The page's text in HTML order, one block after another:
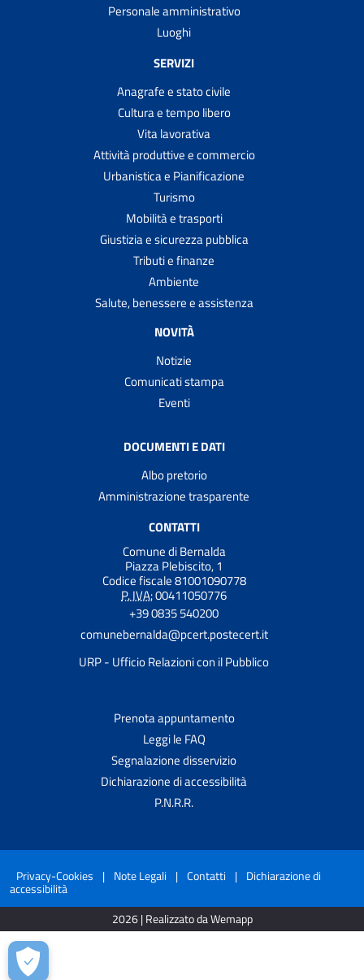
Personale amministrativo
Luoghi
SERVIZI
Anagrafe e stato civile
Cultura e tempo libero
Vita lavorativa
Attività produttive e commercio
Urbanistica e Pianificazione
Turismo
Mobilità e trasporti
Giustizia e sicurezza pubblica
Tributi e finanze
Ambiente
Salute, benessere e assistenza
NOVITÀ
Notizie
Comunicati stampa
Eventi
DOCUMENTI E DATI
Albo pretorio
Amministrazione trasparente
CONTATTI
Comune di Bernalda
Piazza Plebiscito, 1
Codice fiscale 81001090778
P. IVA:00411050776
+39 0835 540200
comunebernalda@pcert.postecert.it
URP - Ufficio Relazioni con il Pubblico
Prenota appuntamento
Leggi le FAQ
Segnalazione disservizio
Dichiarazione di accessibilità
P.N.R.R.
Privacy-Cookies | Note Legali | Contatti | Dichiarazione di
accessibilità
2026 | Realizzato da Wemapp